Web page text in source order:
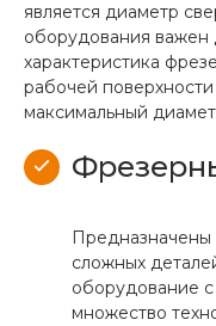
является диаметр
оборудования
характеристика
рабочей
максимальный
Предназначены
сложных
оборудование
множество